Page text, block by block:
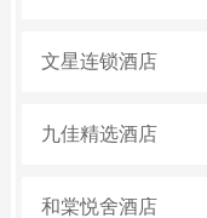
文星连锁酒店
九佳精选酒店
和棠悦舍酒店